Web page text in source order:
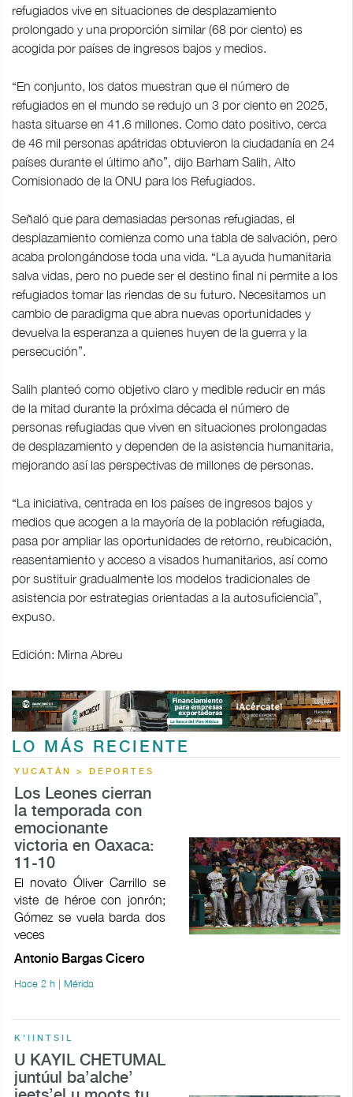
refugiados vive en situaciones de desplazamiento
prolongado y una proporción similar (68 por ciento) es
acogida por países de ingresos bajos y medios.
“En conjunto, los datos muestran que el número de
refugiados en el mundo se redujo un 3 por ciento en 2025,
hasta situarse en 41.6 millones. Como dato positivo, cerca
de 46 mil personas apátridas obtuvieron la ciudadanía en 24
países durante el último año”, dijo Barham Salih, Alto
Comisionado de la ONU para los Refugiados.
Señaló que para demasiadas personas refugiadas, el
desplazamiento comienza como una tabla de salvación, pero
acaba prolongándose toda una vida. “La ayuda humanitaria
salva vidas, pero no puede ser el destino final ni permite a los
refugiados tomar las riendas de su futuro. Necesitamos un
cambio de paradigma que abra nuevas oportunidades y
devuelva la esperanza a quienes huyen de la guerra y la
persecución”.
Salih planteó como objetivo claro y medible reducir en más
de la mitad durante la próxima década el número de
personas refugiadas que viven en situaciones prolongadas
de desplazamiento y dependen de la asistencia humanitaria,
mejorando así las perspectivas de millones de personas.
“La iniciativa, centrada en los países de ingresos bajos y
medios que acogen a la mayoría de la población refugiada,
pasa por ampliar las oportunidades de retorno, reubicación,
reasentamiento y acceso a visados humanitarios, así como
por sustituir gradualmente los modelos tradicionales de
asistencia por estrategias orientadas a la autosuficiencia”,
expuso.
Edición: Mirna Abreu
LO MÁS RECIENTE
YUCATÁN > DEPORTES
Los Leones cierran
la temporada con
emocionante
victoria en Oaxaca:
11-10
El novato Óliver Carrillo se
viste de héroe con jonrón;
Gómez se vuela barda dos
veces
Antonio Bargas Cicero
Hace 2 h | Mérida
K'IINTSIL
U KAYIL CHETUMAL
juntúul ba’alche’